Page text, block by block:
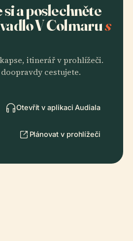
a poslechněte
V Colmarus
itinerář v prohlížeči.
cestujete.
Otevřít v aplikaci Audiala
Plánovat v prohlížeči